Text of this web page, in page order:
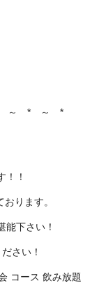
～ * ～ *
！！
ります。
能下さい！
さい！
コース 飲み放題